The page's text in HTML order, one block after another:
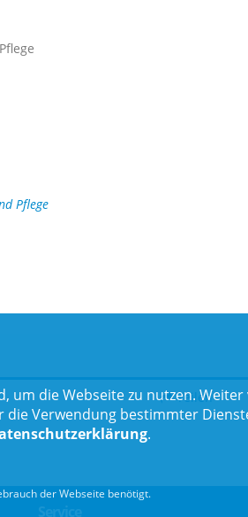
Pflege
Teilen
Service
um die Webseite zu nutzen.
Verwendung bestimmter
.
der Webseite benötigt.